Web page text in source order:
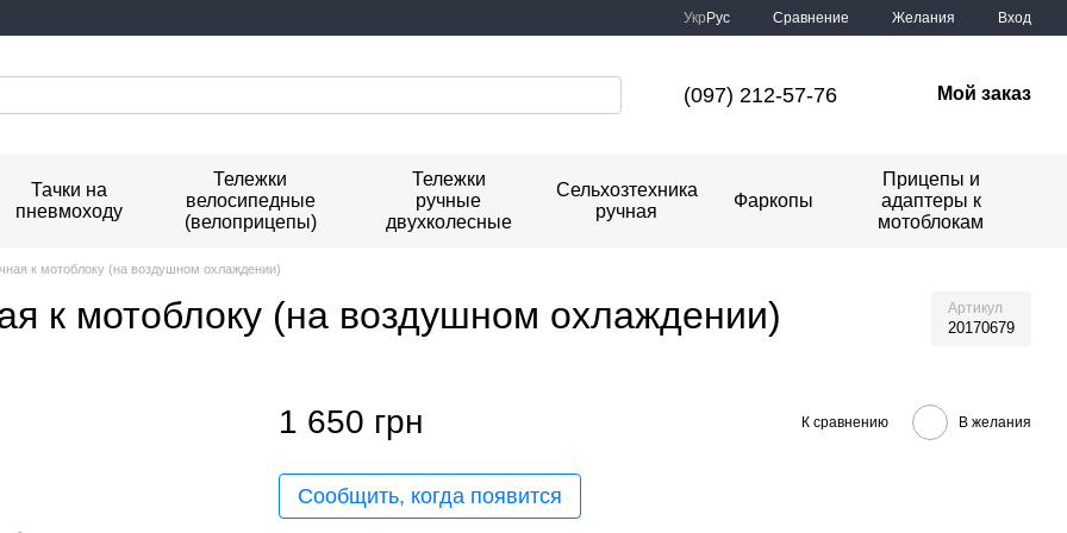
Укр Рус Сравнение Желания Вход
(097) 212-57-76 Мой заказ
Тачки на
пневмоходу
Тележки
велосипедные
(велоприцепы)
Тележки
ручные
двухколесные
Сельхозтехника
ручная
Фаркопы
Прицепы и
адаптеры к
мотоблокам
к мотоблоку (на воздушном охлаждении)
к мотоблоку (на воздушном охлаждении) Артикул
20170679
1 650 грн К сравнению В желания
Сообщить, когда появится